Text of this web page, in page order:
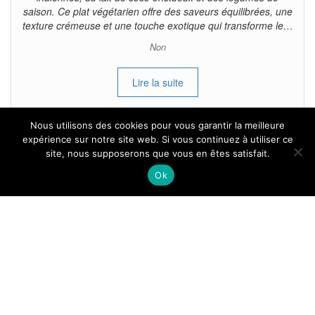
saison. Ce plat végétarien offre des saveurs équilibrées, une
texture crémeuse et une touche exotique qui transforme le…
Non
Lire la suite
Tous droits reservés.
Nous utilisons des cookies pour vous garantir la meilleure
expérience sur notre site web. Si vous continuez à utiliser ce
site, nous supposerons que vous en êtes satisfait.
Ok